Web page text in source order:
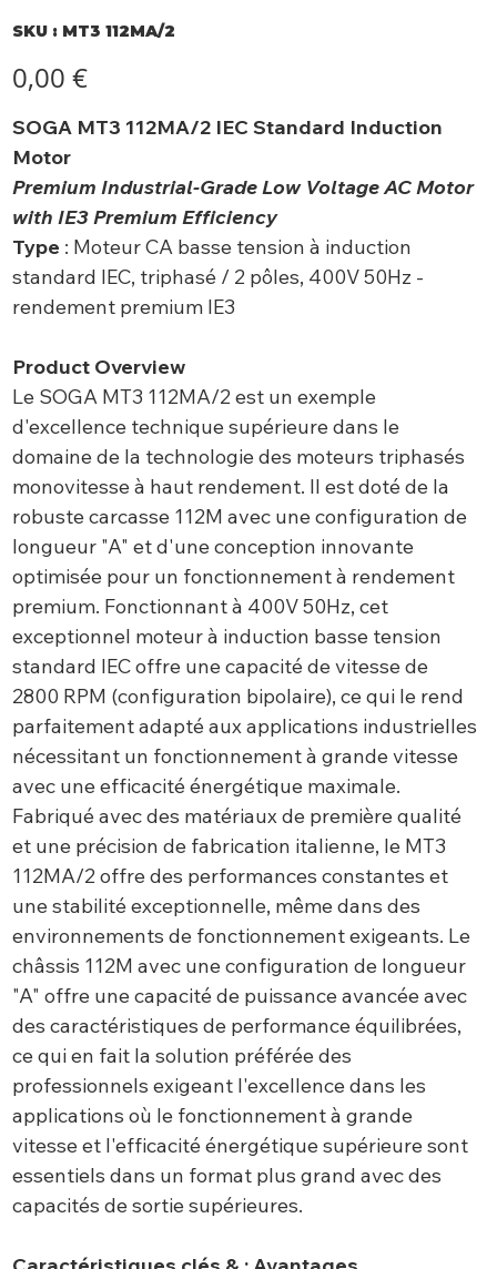
SKU : SKU
MT3
MT3 112MA/2
0,00 €
SOGA MT3 112MA/2 IEC Standard Induction
Motor
Premium Industrial-Grade Low Voltage AC Motor
with IE3 Premium Efficiency
Type : Moteur CA basse tension à induction
standard IEC, triphasé / 2 pôles, 400V 50Hz -
rendement premium IE3
Product Overview
Le SOGA MT3 112MA/2 est un exemple
d'excellence technique supérieure dans le
domaine de la technologie des moteurs triphasés
monovitesse à haut rendement. Il est doté de la
robuste carcasse 112M avec une configuration de
longueur "A" et d'une conception innovante
optimisée pour un fonctionnement à rendement
premium. Fonctionnant à 400V 50Hz, cet
exceptionnel moteur à induction basse tension
standard IEC offre une capacité de vitesse de
2800 RPM (configuration bipolaire), ce qui le rend
parfaitement adapté aux applications industrielles
nécessitant un fonctionnement à grande vitesse
avec une efficacité énergétique maximale.
Fabriqué avec des matériaux de première qualité
et une précision de fabrication italienne, le MT3
112MA/2 offre des performances constantes et
une stabilité exceptionnelle, même dans des
environnements de fonctionnement exigeants. Le
châssis 112M avec une configuration de longueur
"A" offre une capacité de puissance avancée avec
des caractéristiques de performance équilibrées,
ce qui en fait la solution préférée des
professionnels exigeant l'excellence dans les
applications où le fonctionnement à grande
vitesse et l'efficacité énergétique supérieure sont
essentiels dans un format plus grand avec des
capacités de sortie supérieures.